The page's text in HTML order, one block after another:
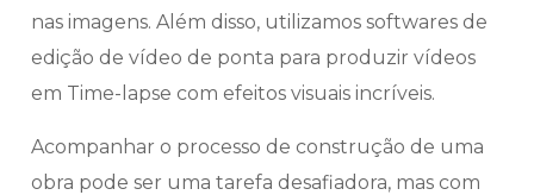
nas imagens. Além disso, utilizamos softwares de
edição de vídeo de ponta para produzir vídeos
em Time-lapse com efeitos visuais incríveis.
Acompanhar o processo de construção de uma
obra pode ser uma tarefa desafiadora, mas com